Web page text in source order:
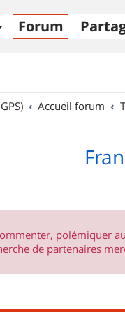
Forum
Accueil forum
polémiquer
de partenaires